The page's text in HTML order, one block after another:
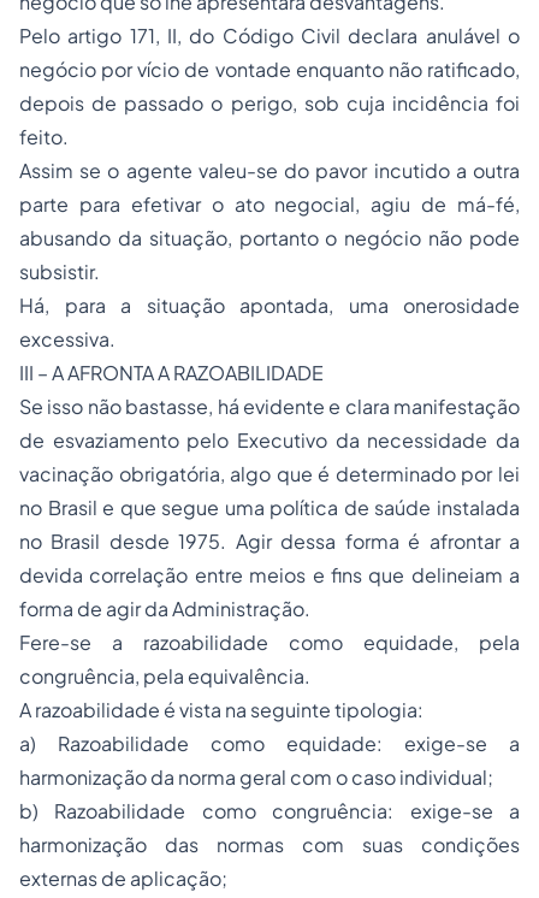
Pelo artigo 171, II, do Código Civil declara anulável o
negócio por vício de vontade enquanto não ratificado,
depois de passado o perigo, sob cuja incidência foi
feito.
Assim se o agente valeu-se do pavor incutido a outra
parte para efetivar o ato negocial, agiu de má-fé,
abusando da situação, portanto o negócio não pode
subsistir.
Há, para a situação apontada, uma onerosidade
excessiva.
III – A AFRONTA A RAZOABILIDADE
Se isso não bastasse, há evidente e clara manifestação
de esvaziamento pelo Executivo da necessidade da
vacinação obrigatória, algo que é determinado por lei
no Brasil e que segue uma política de saúde instalada
no Brasil desde 1975. Agir dessa forma é afrontar a
devida correlação entre meios e fins que delineiam a
forma de agir da Administração.
Fere-se a razoabilidade como equidade, pela
congruência, pela equivalência.
A razoabilidade é vista na seguinte tipologia:
a) Razoabilidade como equidade: exige-se a
harmonização da norma geral com o caso individual;
b) Razoabilidade como congruência: exige-se a
harmonização das normas com suas condições
externas de aplicação;